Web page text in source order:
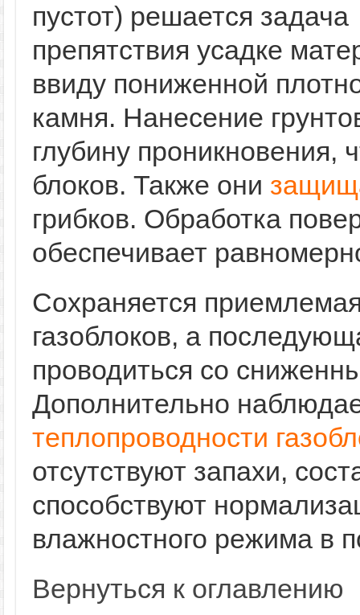
пустот) решается задача
препятствия усадке
ввиду пониженной
камня. Нанесение
глубину проникновения,
блоков. Также они
грибков. Обработка
обеспечивает
Сохраняется
газоблоков, а
проводиться со
Дополнительно
теплопроводности
отсутствуют запахи,
способствуют
влажностного режима в
Вернуться к оглавлению